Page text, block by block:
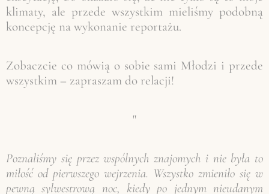
klimaty, ale przede wszystkim mieliśmy podobną
koncepcję na wykonanie reportażu.
Zobaczcie co mówią o sobie sami Młodzi i przede
wszystkim – zapraszam do relacji!
"
Poznaliśmy się przez wspólnych znajomych i nie była to
miłość od pierwszego wejrzenia. Wszystko zmieniło się w
pewną sylwestrową noc, kiedy po jednym nieudanym